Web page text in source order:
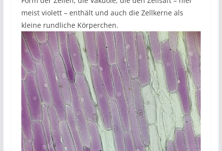
meist violett – enthält und auch die Zellkerne als
kleine rundliche Körperchen.